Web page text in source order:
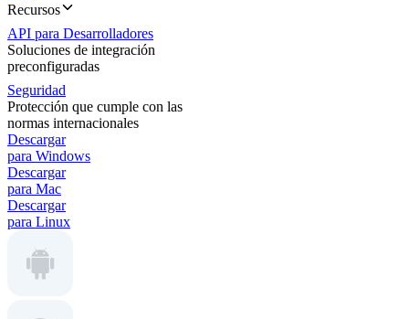
Recursos
API para Desarrolladores
Soluciones de integración
preconfiguradas
Seguridad
Protección que cumple con las
normas internacionales
Descargar
para Windows
Descargar
para Mac
Descargar
para Linux